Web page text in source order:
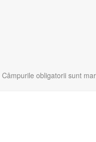
Câmpurile obligatorii sunt